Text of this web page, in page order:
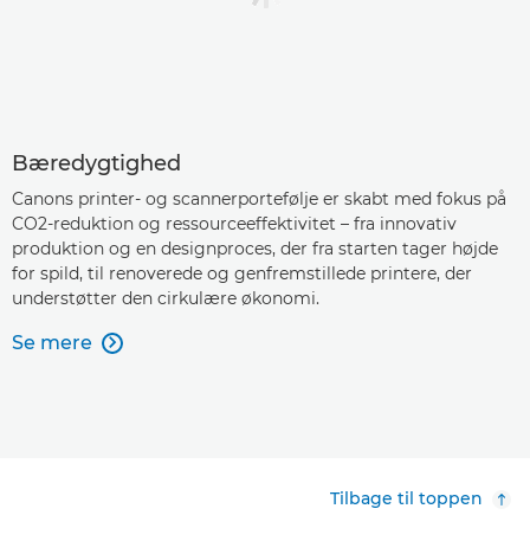
Bæredygtighed
Canons printer- og scannerportefølje er skabt med fokus på
CO2-reduktion og ressourceeffektivitet – fra innovativ
produktion og en designproces, der fra starten tager højde
for spild, til renoverede og genfremstillede printere, der
understøtter den cirkulære økonomi.
Se mere 
Tilbage til toppen